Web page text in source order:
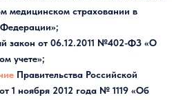
медицинском страховании в
закон от 06.12.2011 №402-ФЗ «О
учете»;
Правительства Российской
1 ноября 2012 года № 1119 «Об